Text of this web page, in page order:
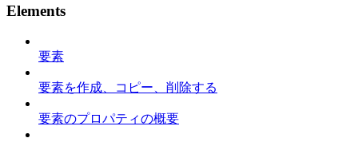
Elements
要素
要素を作成、コピー、削除する
要素のプロパティの概要